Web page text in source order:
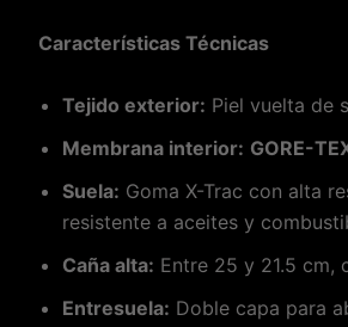
Características Técnicas
Tejido exterior: Piel vuelta de
Membrana interior: GORE-
Suela: Goma X-Trac con alta
resistente a aceites y
Caña alta: Entre 25 y 21.5 cm,
Entresuela: Doble capa para